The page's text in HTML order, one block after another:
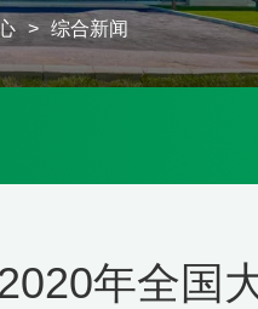
> 综合新闻
年全国